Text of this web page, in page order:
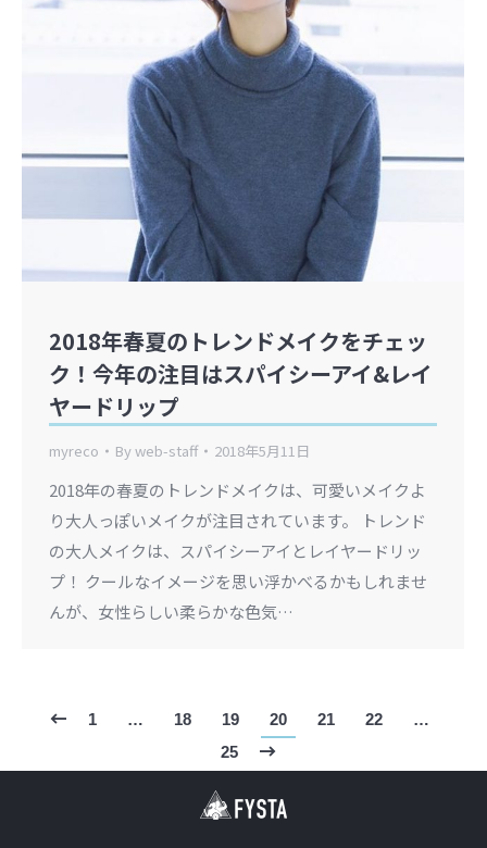
2018年春夏のトレンドメイクをチェッ
ク！今年の注目はスパイシーアイ&レイ
ヤードリップ
myreco Byweb-staff 2018年5月11日
2018年の春夏のトレンドメイクは、可愛いメイクよ
り大人っぽいメイクが注目されています。 トレンド
の大人メイクは、スパイシーアイとレイヤードリッ
プ！ クールなイメージを思い浮かべるかもしれませ
んが、女性らしい柔らかな色気…
1 … 18 19 20 21 22
…
25